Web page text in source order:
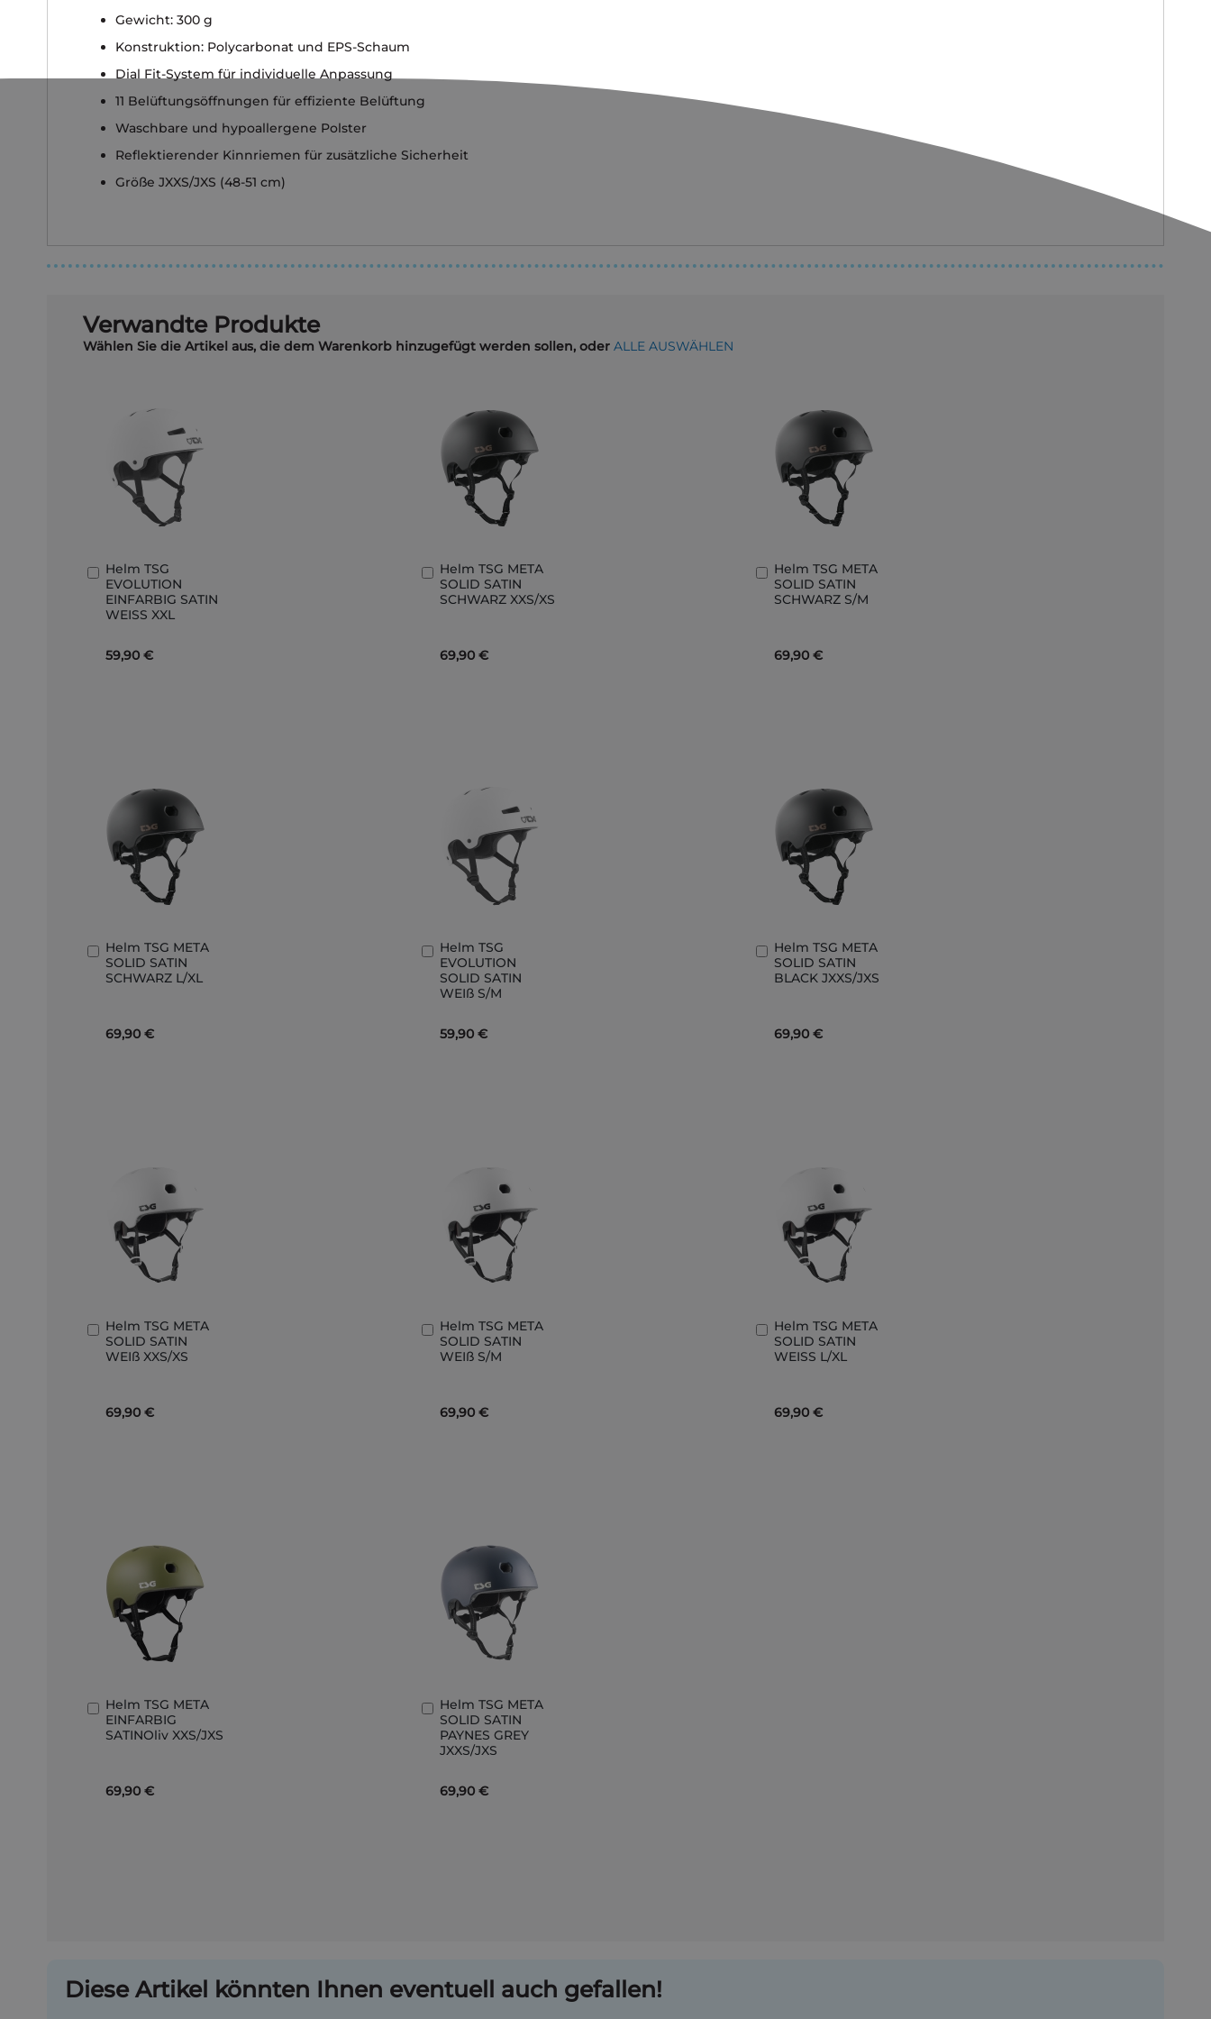
Gewicht: 300 g
Konstruktion: Polycarbonat und EPS-Schaum
Dial Fit-System für individuelle Anpassung
11 Belüftungsöffnungen für effiziente Belüftung
Waschbare und hypoallergene Polster
Reflektierender Kinnriemen für zusätzliche Sicherheit
Größe JXXS/JXS (48-51 cm)
Verwandte Produkte
Wählen Sie die Artikel aus, die dem Warenkorb hinzugefügt werden sollen, oder ALLE AUSWÄHLEN
Helm TSG
EVOLUTION
EINFARBIG SATIN
WEISS XXL
59,90 €
In
den
Warenkorb
Helm TSG META
SOLID SATIN
SCHWARZ XXS/XS
69,90 €
In
den
Warenkorb
Helm TSG META
SOLID SATIN
SCHWARZ S/M
69,90 €
In
den
Warenkorb
Helm TSG META
SOLID SATIN
SCHWARZ L/XL
69,90 €
In
den
Warenkorb
Helm TSG
EVOLUTION
SOLID SATIN
WEIß S/M
59,90 €
In
den
Warenkorb
Helm TSG META
SOLID SATIN
BLACK JXXS/JXS
69,90 €
In
den
Warenkorb
Helm TSG META
SOLID SATIN
WEIß XXS/XS
69,90 €
In
den
Warenkorb
Helm TSG META
SOLID SATIN
WEIß S/M
69,90 €
In
den
Warenkorb
Helm TSG META
SOLID SATIN
WEISS L/XL
69,90 €
In
den
Warenkorb
Helm TSG META
EINFARBIG
SATINOliv XXS/JXS
69,90 €
In
den
Warenkorb
Helm TSG META
SOLID SATIN
PAYNES GREY
JXXS/JXS
69,90 €
In
den
Warenkorb
Diese Artikel könnten Ihnen eventuell auch gefallen!